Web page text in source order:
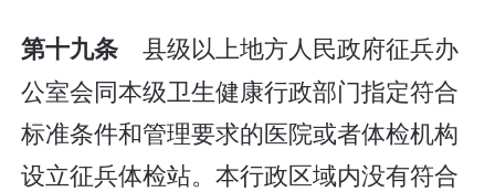
第十九条 县级以上地方人民政府征兵办
公室会同本级卫生健康行政部门指定符合
标准条件和管理要求的医院或者体检机构
设立征兵体检站。本行政区域内没有符合